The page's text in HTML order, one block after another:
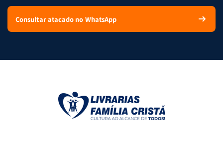
Consultar atacado no WhatsApp